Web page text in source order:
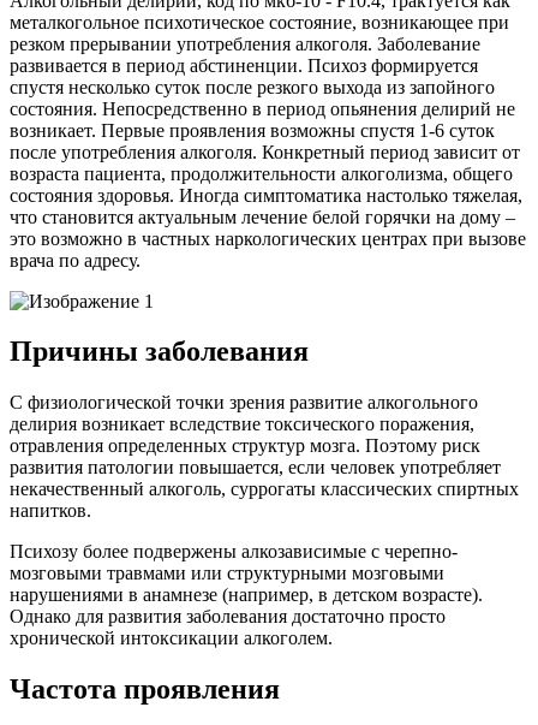
металкогольное психотическое состояние, возникающее при
резком прерывании употребления алкоголя. Заболевание
развивается в период абстиненции. Психоз формируется
спустя несколько суток после резкого выхода из запойного
состояния. Непосредственно в период опьянения делирий не
возникает. Первые проявления возможны спустя 1-6 суток
после употребления алкоголя. Конкретный период зависит от
возраста пациента, продолжительности алкоголизма, общего
состояния здоровья. Иногда симптоматика настолько тяжелая,
что становится актуальным лечение белой горячки на дому –
это возможно в частных наркологических центрах при вызове
врача по адресу.
Причины заболевания
С физиологической точки зрения развитие алкогольного
делирия возникает вследствие токсического поражения,
отравления определенных структур мозга. Поэтому риск
развития патологии повышается, если человек употребляет
некачественный алкоголь, суррогаты классических спиртных
напитков.
Психозу более подвержены алкозависимые с черепно-
мозговыми травмами или структурными мозговыми
нарушениями в анамнезе (например, в детском возрасте).
Однако для развития заболевания достаточно просто
хронической интоксикации алкоголем.
Частота проявления